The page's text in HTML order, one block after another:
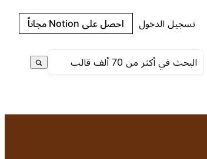
تسجيل الدخول احصل على Notion مجاناً